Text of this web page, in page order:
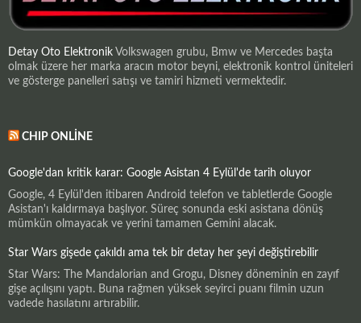
Detay Oto Elektronik Volkswagen grubu, Bmw ve Mercedes başta
olmak üzere her marka aracın motor beyni, elektronik kontrol üniteleri
ve gösterge panelleri satışı ve tamiri hizmeti vermektedir.
CHIP ONLINE
Google'dan kritik karar: Google Asistan 4 Eylül'de tarih oluyor
Google, 4 Eylül'den itibaren Android telefon ve tabletlerde Google
Asistan'ı kaldırmaya başlıyor. Süreç sonunda eski asistana dönüş
mümkün olmayacak ve yerini tamamen Gemini alacak.
Star Wars gişede çakıldı ama tek bir detay her şeyi değiştirebilir
Star Wars: The Mandalorian and Grogu, Disney döneminin en zayıf
gişe açılışını yaptı. Buna rağmen yüksek seyirci puanı filmin uzun
vadede hasılatını artırabilir.